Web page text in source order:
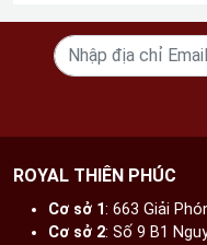
đồng vàng sáng bóng.
nguyên tấm cao cấp,
sau được bố trí khung
cứng cố định đảm
ROYAL THIÊN PHÚC
Cơ sở 1: 663 Giải
Cơ sở 2: Số 9 B1